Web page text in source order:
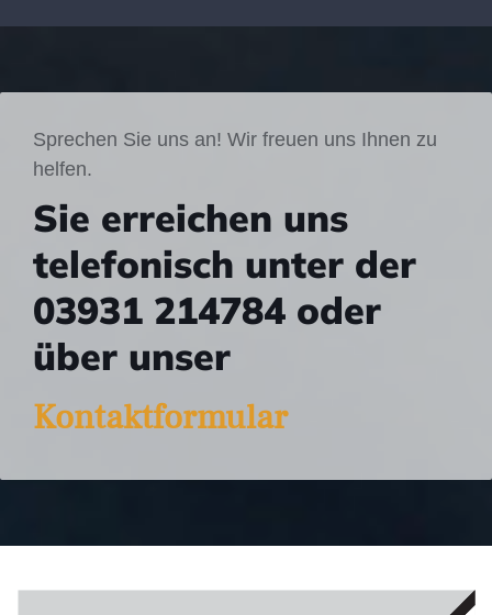
Sprechen Sie uns an! Wir freuen uns Ihnen zu
helfen.
Sie erreichen uns
telefonisch unter der
03931 214784 oder
über unser
Kontaktformular